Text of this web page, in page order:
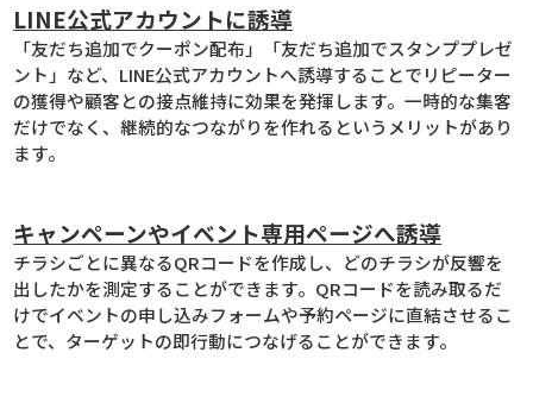
LINE公式アカウントに誘導
「友だち追加でクーポン配布」「友だち追加でスタンププレゼ
ント」など、LINE公式アカウントへ誘導することでリピーター
の獲得や顧客との接点維持に効果を発揮します。一時的な集客
だけでなく、継続的なつながりを作れるというメリットがあり
ます。
キャンペーンやイベント専用ページへ誘導
チラシごとに異なるQRコードを作成し、どのチラシが反響を
出したかを測定することができます。QRコードを読み取るだ
けでイベントの申し込みフォームや予約ページに直結させるこ
とで、ターゲットの即行動につなげることができます。